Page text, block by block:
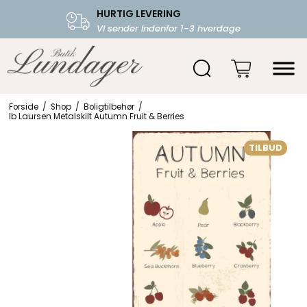
HURTIG LEVERING
Vi sender indenfor 1-3 hverdage
FRI FRAGT OVER 599.-
Starter fra 39,-
Forside / Shop / Boligtilbehør /
Ib Laursen Metalskilt Autumn Fruit & Berries
TILBUD